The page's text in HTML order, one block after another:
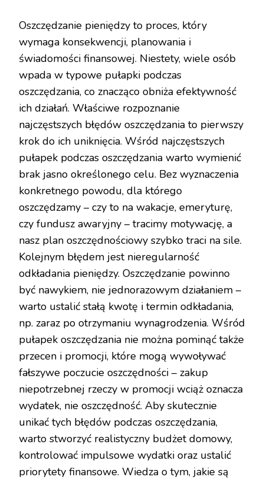
Oszczędzanie pieniędzy to proces, który
wymaga konsekwencji, planowania i
świadomości finansowej. Niestety, wiele osób
wpada w typowe pułapki podczas
oszczędzania, co znacząco obniża efektywność
ich działań. Właściwe rozpoznanie
najczęstszych błędów oszczędzania to pierwszy
krok do ich uniknięcia. Wśród najczęstszych
pułapek podczas oszczędzania warto wymienić
brak jasno określonego celu. Bez wyznaczenia
konkretnego powodu, dla którego
oszczędzamy – czy to na wakacje, emeryturę,
czy fundusz awaryjny – tracimy motywację, a
nasz plan oszczędnościowy szybko traci na sile.
Kolejnym błędem jest nieregularność
odkładania pieniędzy. Oszczędzanie powinno
być nawykiem, nie jednorazowym działaniem –
warto ustalić stałą kwotę i termin odkładania,
np. zaraz po otrzymaniu wynagrodzenia. Wśród
pułapek oszczędzania nie można pominąć także
przecen i promocji, które mogą wywoływać
fałszywe poczucie oszczędności – zakup
niepotrzebnej rzeczy w promocji wciąż oznacza
wydatek, nie oszczędność. Aby skutecznie
unikać tych błędów podczas oszczędzania,
warto stworzyć realistyczny budżet domowy,
kontrolować impulsowe wydatki oraz ustalić
priorytety finansowe. Wiedza o tym, jakie są